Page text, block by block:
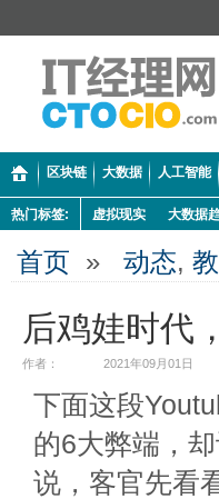
区块链 大数据 人工智能
热门标签: 虚拟现实 大数据
首页 » 动态,
后鸡娃时代
作者： 2021年09月01日
下面这段
的6大弊端，
说，客官先看